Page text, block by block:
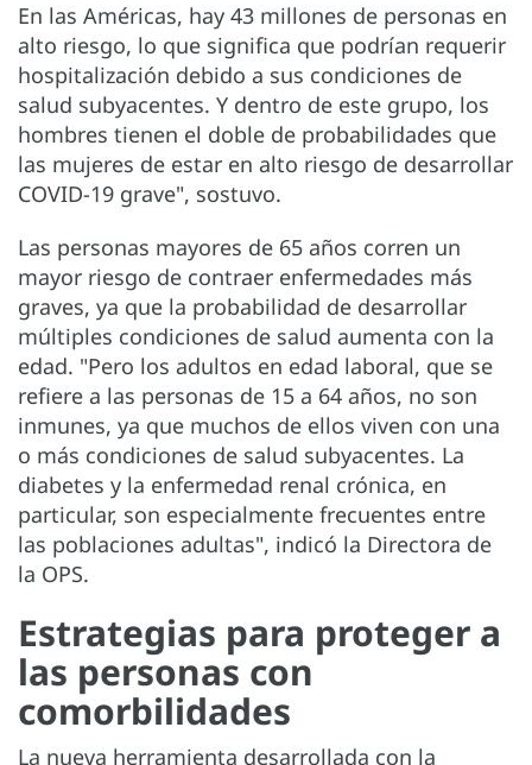
En las Américas, hay 43 millones de personas en
alto riesgo, lo que significa que podrían requerir
hospitalización debido a sus condiciones de
salud subyacentes. Y dentro de este grupo, los
hombres tienen el doble de probabilidades que
las mujeres de estar en alto riesgo de desarrollar
COVID-19 grave", sostuvo.
Las personas mayores de 65 años corren un
mayor riesgo de contraer enfermedades más
graves, ya que la probabilidad de desarrollar
múltiples condiciones de salud aumenta con la
edad. "Pero los adultos en edad laboral, que se
refiere a las personas de 15 a 64 años, no son
inmunes, ya que muchos de ellos viven con una
o más condiciones de salud subyacentes. La
diabetes y la enfermedad renal crónica, en
particular, son especialmente frecuentes entre
las poblaciones adultas", indicó la Directora de
la OPS.
Estrategias para proteger a
las personas con
comorbilidades
La nueva herramienta desarrollada con la